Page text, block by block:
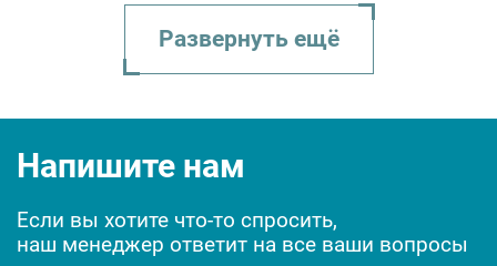
Sunrans SR815B 210х2...
Cube Ergo 231х231х78...
Развернуть ещё
Напишите нам
Если вы хотите что-то спросить,
наш менеджер ответит на все ваши вопросы